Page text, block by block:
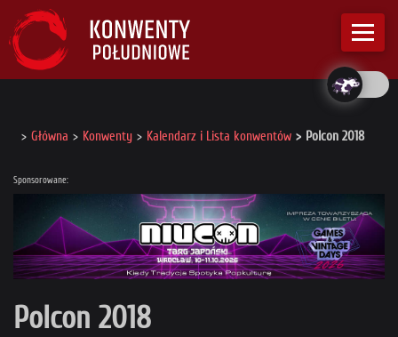
Główna Konwenty Kalendarz i Lista konwentów Polcon 2018
Sponsorowane:
Polcon 2018